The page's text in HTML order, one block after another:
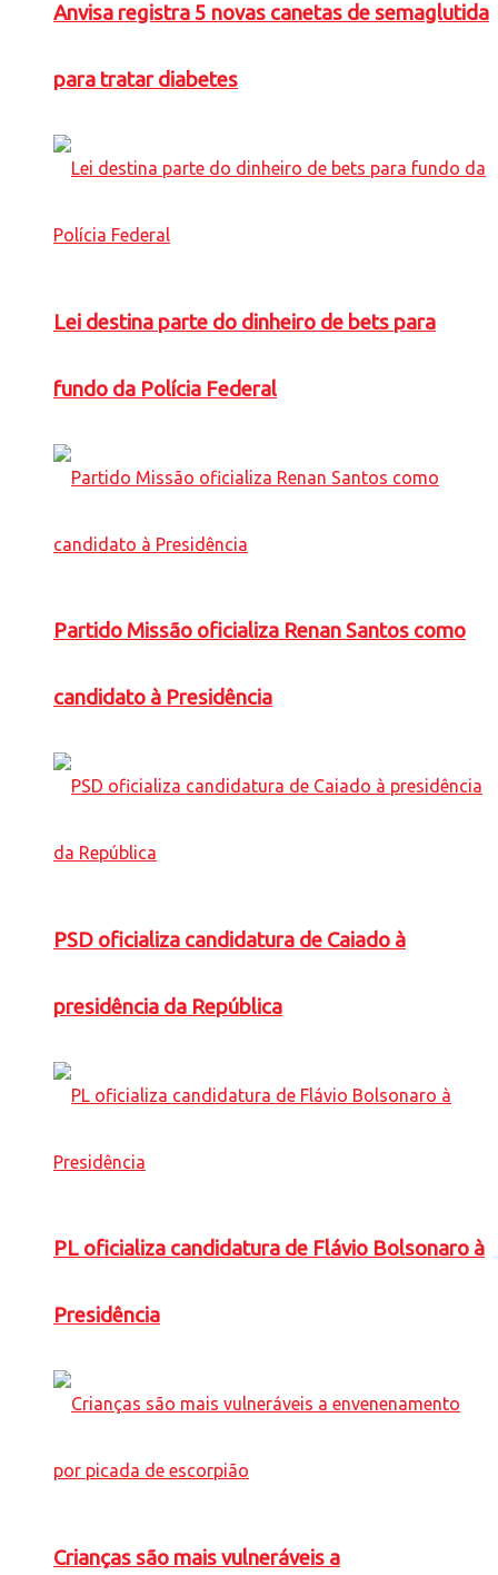
Anvisa registra 5 novas canetas de semaglutida
para tratar diabetes
Lei destina parte do dinheiro de bets para
fundo da Polícia Federal
Partido Missão oficializa Renan Santos como
candidato à Presidência
PSD oficializa candidatura de Caiado à
presidência da República
PL oficializa candidatura de Flávio Bolsonaro à
Presidência
Crianças são mais vulneráveis a